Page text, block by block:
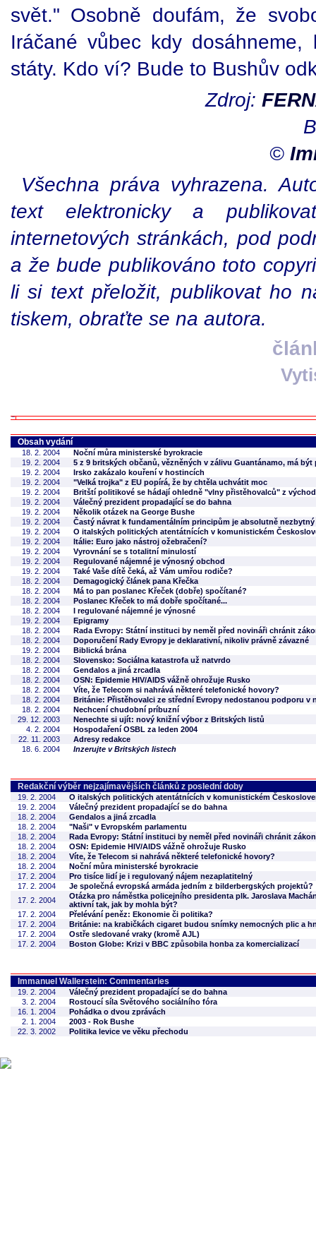
svět." Osobně doufám, že
Iráčané vůbec kdy
státy. Kdo ví? Bude to Bushův
Zdroj:
©
Všechna práva vyhrazena.
text elektronicky a
internetových stránkách, pod
a že bude publikováno toto
li si text přeložit, publikovat ho
tiskem, obraťte se na autora.
Obsah vydání
18. 2. 2004
Noční můra ministerské byrokracie
19. 2. 2004
5 z 9 britských občanů, vězněných v zálivu Guantánamo, má být
19. 2. 2004
Irsko zakázalo kouření v hostincích
19. 2. 2004
"Velká trojka" z EU popírá, že by chtěla uchvátit moc
19. 2. 2004
Britští politikové se hádají ohledně "vlny přistěhovalců" z
19. 2. 2004
Válečný prezident propadající se do bahna
19. 2. 2004
Několik otázek na George Bushe
19. 2. 2004
Častý návrat k fundamentálním principům je absolutně
19. 2. 2004
O italských politických atentátnících v komunistickém
19. 2. 2004
Itálie: Euro jako nástroj ožebračení?
19. 2. 2004
Vyrovnání se s totalitní minulostí
19. 2. 2004
Regulované nájemné je výnosný obchod
19. 2. 2004
Také Vaše dítě čeká, až Vám umřou rodiče?
18. 2. 2004
Demagogický článek pana Křečka
18. 2. 2004
Má to pan poslanec Křeček (dobře) spočítané?
18. 2. 2004
Poslanec Křeček to má dobře spočítané...
18. 2. 2004
I regulované nájemné je výnosné
19. 2. 2004
Epigramy
18. 2. 2004
Rada Evropy: Státní instituci by neměl před novináři chránit
18. 2. 2004
Doporučení Rady Evropy je deklarativní, nikoliv právně závazné
19. 2. 2004
Biblická brána
18. 2. 2004
Slovensko: Sociálna katastrofa už natvrdo
18. 2. 2004
Gendalos a jiná zrcadla
18. 2. 2004
OSN: Epidemie HIV/AIDS vážně ohrožuje Rusko
18. 2. 2004
Víte, že Telecom si nahrává některé telefonické hovory?
18. 2. 2004
Británie: Přistěhovalci ze střední Evropy nedostanou podporu v
18. 2. 2004
Nechcení chudobní príbuzní
29. 12. 2003
Nenechte si ujít: nový knižní výbor z Britských listů
4. 2. 2004
Hospodaření OSBL za leden 2004
22. 11. 2003
Adresy redakce
18. 6. 2004
Inzerujte v Britských listech
Redakční výběr nejzajímavějších článků z poslední doby
19. 2. 2004
O italských politických atentátnících v komunistickém
19. 2. 2004
Válečný prezident propadající se do bahna
18. 2. 2004
Gendalos a jiná zrcadla
18. 2. 2004
"Naši" v Evropském parlamentu
18. 2. 2004
Rada Evropy: Státní instituci by neměl před novináři chránit
18. 2. 2004
OSN: Epidemie HIV/AIDS vážně ohrožuje Rusko
18. 2. 2004
Víte, že Telecom si nahrává některé telefonické hovory?
18. 2. 2004
Noční můra ministerské byrokracie
17. 2. 2004
Pro tisíce lidí je i regulovaný nájem nezaplatitelný
17. 2. 2004
Je společná evropská armáda jedním z bilderbergských projektů?
17. 2. 2004
Otázka pro náměstka policejního presidenta plk. Jaroslava
aktivní tak, jak by mohla být?
17. 2. 2004
Přelévání peněz: Ekonomie či politika?
17. 2. 2004
Británie: na krabičkách cigaret budou snímky nemocných plic a
17. 2. 2004
Ostře sledované vraky (kromě AJL)
17. 2. 2004
Boston Globe: Krizi v BBC způsobila honba za komercializací
Immanuel Wallerstein: Commentaries
19. 2. 2004
Válečný prezident propadající se do bahna
3. 2. 2004
Rostoucí síla Světového sociálního fóra
16. 1. 2004
Pohádka o dvou zprávách
2. 1. 2004
2003 - Rok Bushe
22. 3. 2002
Politika levice ve věku přechodu